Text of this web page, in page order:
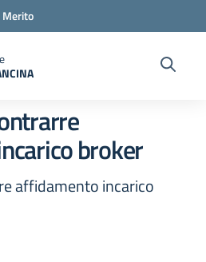
broker
affidamento incarico